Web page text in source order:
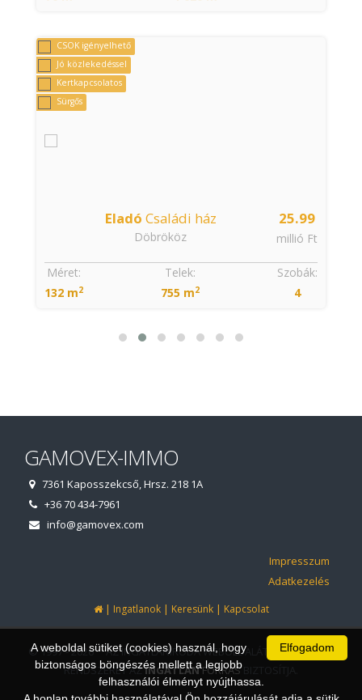
CSOK igényelhető
Jó közlekedéssel
Kertkapcsolatos
Sürgős
25.99
millió Ft
Eladó Családi ház
Döbrököz
Szobák:
4
Méret:
132 m2
Telek:
755 m2
GAMOVEX-IMMO
7361 Kaposszekcső, Hrsz. 218 1A
+36 70 434-7961
info@gamovex.com
Impresszum
Adatkezelés
| Ingatlanok| Keresünk| Kapcsolat
© 1997 - 2026 AZ INGATLANIRODA WEBOLDALÁT ÉS ÜGYVITELI
RENDSZERÉT AZINGATLANFORRÁSBIZTOSÍTJA.
Elfogadom
A weboldal sütiket (cookies) használ, hogy
biztonságos böngészés mellett a legjobb
felhasználói élményt nyújthassa.